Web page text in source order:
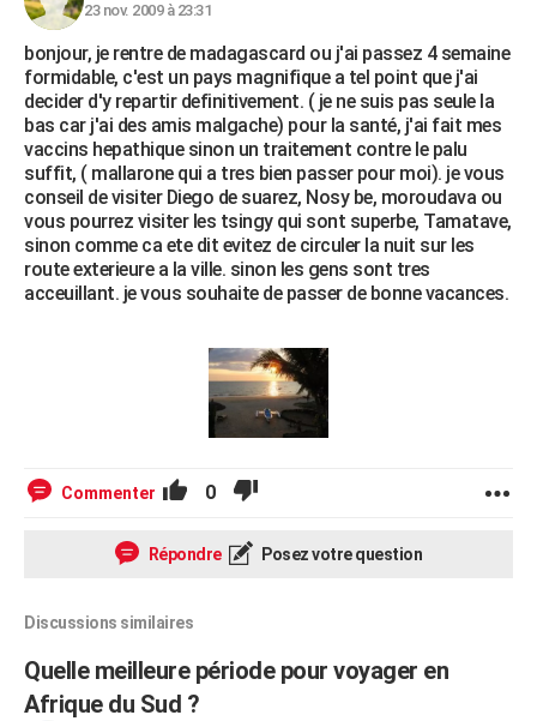
23 nov. 2009 à 23:31
bonjour, je rentre de madagascard ou j'ai passez 4 semaine
formidable, c'est un pays magnifique a tel point que j'ai
decider d'y repartir definitivement. ( je ne suis pas seule la
bas car j'ai des amis malgache) pour la santé, j'ai fait mes
vaccins hepathique sinon un traitement contre le palu
suffit, ( mallarone qui a tres bien passer pour moi). je vous
conseil de visiter Diego de suarez, Nosy be, moroudava ou
vous pourrez visiter les tsingy qui sont superbe, Tamatave,
sinon comme ca ete dit evitez de circuler la nuit sur les
route exterieure a la ville. sinon les gens sont tres
acceuillant. je vous souhaite de passer de bonne vacances.
Commenter 0
Répondre Posez votre question
Discussions similaires
Quelle meilleure période pour voyager en
Afrique du Sud ?